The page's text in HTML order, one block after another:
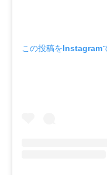
この投稿をInstagram